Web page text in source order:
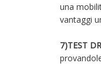
una
vantaggi
7)TEST